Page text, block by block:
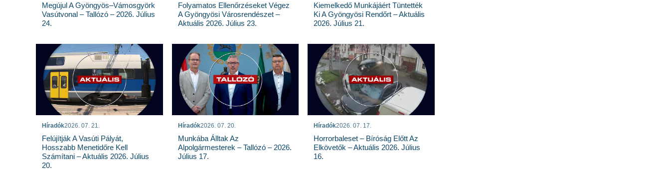
Megújul A Gyöngyös–Vámosgyörk
Vasútvonal – Tallózó – 2026. Július
24.
Folyamatos Ellenőrzéseket Végez
A Gyöngyösi Városrendészet –
Aktuális 2026. Július 23.
Kiemelkedő Munkájáért Tüntették
Ki A Gyöngyösi Rendőrt – Aktuális
2026. Július 21.
Híradók2026. 07. 21.
Felújítják A Vasúti Pályát,
Hosszabb Menetidőre Kell
Számítani – Aktuális 2026. Július
20.
Híradók2026. 07. 20.
Munkába Álltak Az
Alpolgármesterek – Tallózó – 2026.
Július 17.
Híradók2026. 07. 17.
Horrorbaleset – Bíróság Előtt Az
Elkövetők – Aktuális 2026. Július
16.